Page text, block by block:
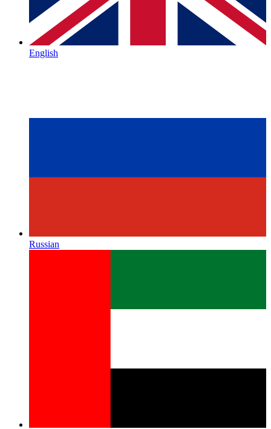
English
Russian